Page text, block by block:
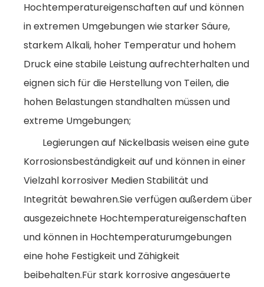
Hochtemperatureigenschaften auf und können
in extremen Umgebungen wie starker Säure,
starkem Alkali, hoher Temperatur und hohem
Druck eine stabile Leistung aufrechterhalten und
eignen sich für die Herstellung von Teilen, die
hohen Belastungen standhalten müssen und
extreme Umgebungen;
Legierungen auf Nickelbasis weisen eine gute
Korrosionsbeständigkeit auf und können in einer
Vielzahl korrosiver Medien Stabilität und
Integrität bewahren.Sie verfügen außerdem über
ausgezeichnete Hochtemperatureigenschaften
und können in Hochtemperaturumgebungen
eine hohe Festigkeit und Zähigkeit
beibehalten.Für stark korrosive angesäuerte